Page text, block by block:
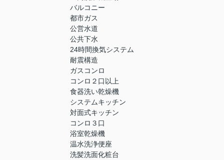
バルコニー
都市ガス
公営水道
公共下水
24時間換気システム
耐震構造
ガスコンロ
コンロ２口以上
食器洗い乾燥機
システムキッチン
対面式キッチン
コンロ３口
浴室乾燥機
温水洗浄便座
洗髪洗面化粧台